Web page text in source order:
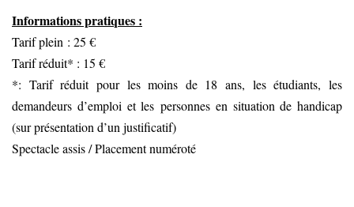
Informations pratiques :
Tarif plein : 25 €
Tarif réduit* : 15 €
*: Tarif réduit pour les moins de 18 ans, les étudiants, les
demandeurs d’emploi et les personnes en situation de handicap
(sur présentation d’un justificatif)
Spectacle assis / Placement numéroté